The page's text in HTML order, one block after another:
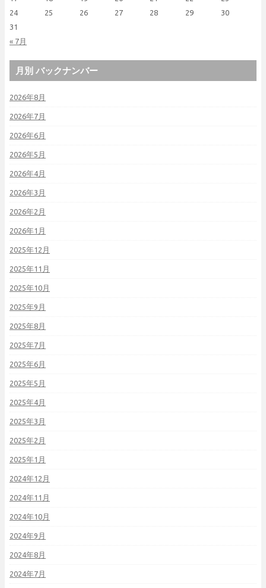
« 7月
24
25 26 27 28 29
30
31
月別 バックナンバー
2026年8月
2026年7月
2026年6月
2026年5月
2026年4月
2026年3月
2026年2月
2026年1月
2025年12月
2025年11月
2025年10月
2025年9月
2025年8月
2025年7月
2025年6月
2025年5月
2025年4月
2025年3月
2025年2月
2025年1月
2024年12月
2024年11月
2024年10月
2024年9月
2024年8月
2024年7月